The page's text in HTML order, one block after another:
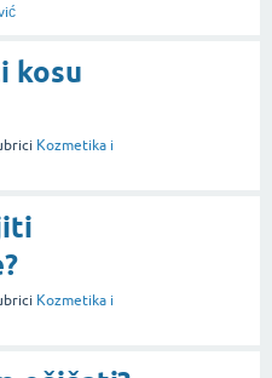
kosu
Kozmetika i
Kozmetika i